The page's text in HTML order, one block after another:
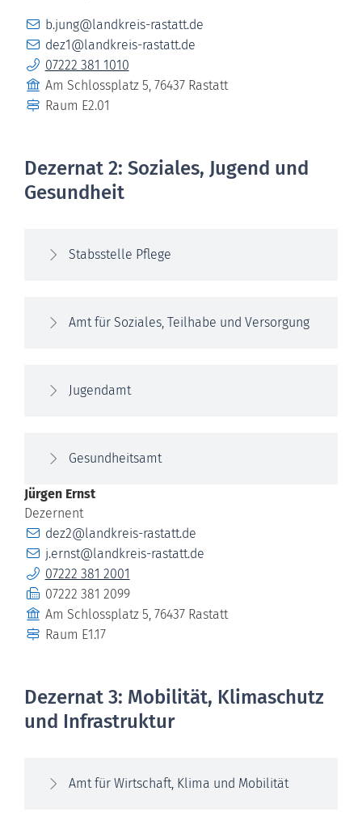
E-Mailb.jung@landkreis-rastatt.de
E-Maildez1@landkreis-rastatt.de
Telefon07222 381 1010
Gebäude
Am Schlossplatz 5, 76437 Rastatt
Raum E2.01
Dezernat 2: Soziales, Jugend und
Gesundheit
Stabsstelle Pflege
Amt für Soziales, Teilhabe und Versorgung
Jugendamt
Gesundheitsamt
Jürgen Ernst
Dezernent
E-Maildez2@landkreis-rastatt.de
E-Mailj.ernst@landkreis-rastatt.de
Telefon07222 381 2001
Fax 07222 381 2099
Gebäude
Am Schlossplatz 5, 76437 Rastatt
Raum E1.17
Dezernat 3: Mobilität, Klimaschutz
und Infrastruktur
Amt für Wirtschaft, Klima und Mobilität